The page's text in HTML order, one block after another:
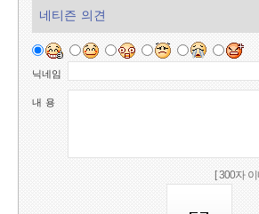
네티즌 의견
닉네임
내 용
[ 300자